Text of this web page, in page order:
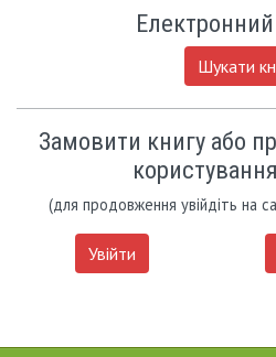
Шукати
Замовити книгу або
(для продовження увійдіть на
Увійти